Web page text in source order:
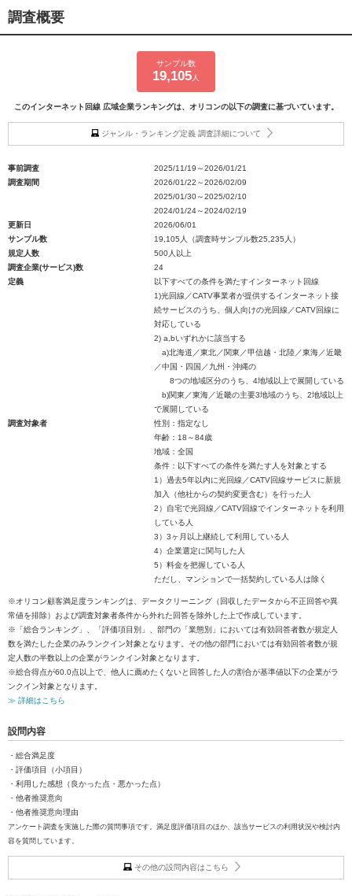
調査概要
サンプル数
19,105 人
このインターネット回線 広域企業ランキングは、オリコンの以下の調査に基づいています。
ジャンル・ランキング定義 調査詳細について
事前調査
2025/11/19～2026/01/21
調査期間
2026/01/22～2026/02/09
2025/01/30～2025/02/10
2024/01/24～2024/02/19
更新日
2026/06/01
サンプル数
19,105人（調査時サンプル数25,235人）
規定人数
500人以上
調査企業(サービス)数
24
定義
以下すべての条件を満たすインターネット回線
1)光回線／CATV事業者が提供するインターネット接
続サービスのうち、個人向けの光回線／CATV回線に
対応している
2) a,bいずれかに該当する
a)北海道／東北／関東／甲信越・北陸／東海／近畿
／中国・四国／九州・沖縄の
8つの地域区分のうち、4地域以上で展開している
b)関東／東海／近畿の主要3地域のうち、2地域以上
で展開している
調査対象者
性別：指定なし
年齢：18～84歳
地域：全国
条件：以下すべての条件を満たす人を対象とする
1）過去5年以内に光回線／CATV回線サービスに新規
加入（他社からの契約変更含む）を行った人
2）自宅で光回線／CATV回線でインターネットを利用
している人
3）3ヶ月以上継続して利用している人
4）企業選定に関与した人
5）料金を把握している人
ただし、マンションで一括契約している人は除く
※オリコン顧客満足度ランキングは、データクリーニング（回収したデータから不正回答や異
常値を排除）および調査対象者条件から外れた回答を除外した上で作成しています。
※「総合ランキング」、「評価項目別」、部門の「業態別」においては有効回答者数が規定人
数を満たした企業のみランクイン対象となります。その他の部門においては有効回答者数が規
定人数の半数以上の企業がランクイン対象となります。
※総合得点が60.0点以上で、他人に薦めたくないと回答した人の割合が基準値以下の企業がラ
ンクイン対象となります。
≫ 詳細はこちら
設問内容
・総合満足度
・評価項目（小項目）
・利用した感想（良かった点・悪かった点）
・他者推奨意向
・他者推奨意向理由
アンケート調査を実施した際の質問事項です。満足度評価項目のほか、該当サービスの利用状況や検討内
容を質問しています。
その他の設問内容はこちら